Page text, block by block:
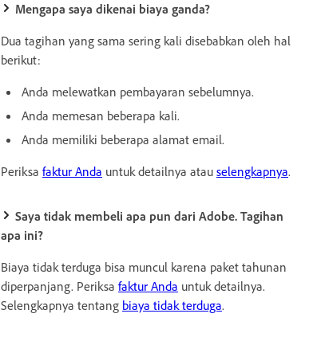
Mengapa saya dikenai biaya ganda?
Dua tagihan yang sama sering kali disebabkan oleh hal
berikut:
Anda melewatkan pembayaran sebelumnya.
Anda memesan beberapa kali.
Anda memiliki beberapa alamat email.
Periksa faktur Anda untuk detailnya atau selengkapnya.
Saya tidak membeli apa pun dari Adobe. Tagihan
apa ini?
Biaya tidak terduga bisa muncul karena paket tahunan
diperpanjang. Periksa faktur Anda untuk detailnya.
Selengkapnya tentang biaya tidak terduga.